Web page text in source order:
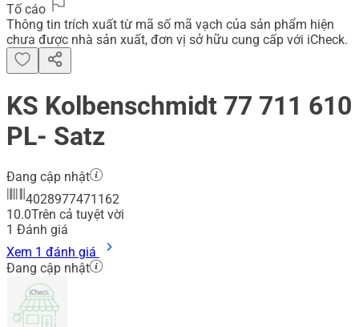
Tố cáo
Thông tin trích xuất từ mã số mã vạch của sản phẩm hiện
chưa được nhà sản xuất, đơn vị sở hữu cung cấp với iCheck.
KS Kolbenschmidt 77 711 610
PL- Satz
Đang cập nhật
4028977471162
10.0Trên cả tuyệt vời
1 Đánh giá
Xem 1 đánh giá
Đang cập nhật